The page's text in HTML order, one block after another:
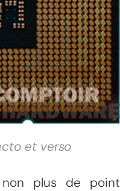
et verso
plus de point